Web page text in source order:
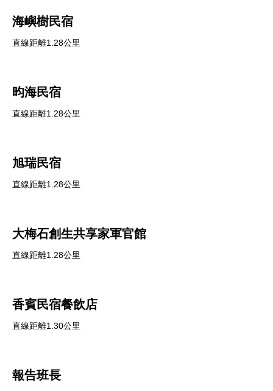
海嶼樹民宿
直線距離1.28公里
昀海民宿
直線距離1.28公里
旭瑞民宿
直線距離1.28公里
大梅石創生共享家軍官館
直線距離1.28公里
香賓民宿餐飲店
直線距離1.30公里
報告班長